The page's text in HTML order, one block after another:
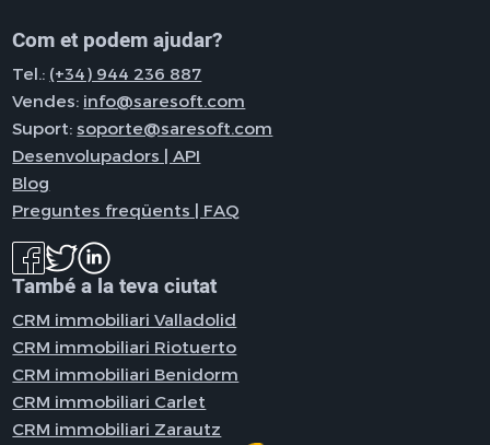
Com et podem ajudar?
Tel.: (+34) 944 236 887
Vendes: info@saresoft.com
Suport:soporte@saresoft.com
Desenvolupadors | API
Blog
Preguntes freqüents | FAQ
També a la teva ciutat
CRM immobiliari Valladolid
CRM immobiliari Riotuerto
CRM immobiliari Benidorm
CRM immobiliari Carlet
CRM immobiliari Zarautz